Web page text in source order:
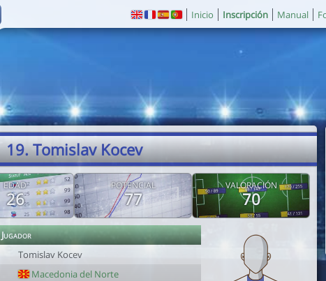
Inicio Inscripción Manual
19. Tomislav Kocev
EDAD
26
POTENCIAL
77
VALORACIÓN
70
Jugador
Tomislav Kocev
Macedonia del Norte